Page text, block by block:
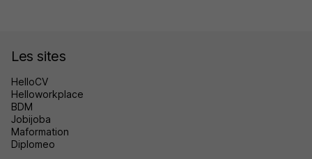
Les sites
HelloCV
Helloworkplace
BDM
Jobijoba
Maformation
Diplomeo